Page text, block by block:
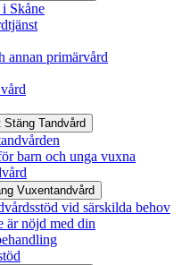
Skåne
annan primärvård
Stäng Tandvård
barn och unga vuxna
Vuxentandvård
vid särskilda behov
är nöjd med din